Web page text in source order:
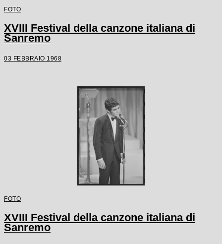
FOTO
XVIII Festival della canzone italiana di
Sanremo
03 FEBBRAIO 1968
FOTO
XVIII Festival della canzone italiana di
Sanremo